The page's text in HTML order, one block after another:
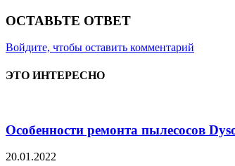
ОСТАВЬТЕ ОТВЕТ
Войдите, чтобы оставить комментарий
ЭТО ИНТЕРЕСНО
Особенности ремонта пылесосов
20.01.2022